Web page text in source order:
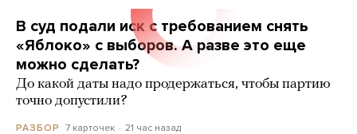
В суд подали иск с требованием снять
«Яблоко» с выборов. А разве это еще
можно сделать?
До какой даты надо продержаться, чтобы партию
точно допустили?
РАЗБОР 7 карточек 21 час назад